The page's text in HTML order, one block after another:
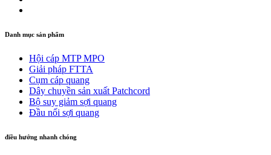
Danh mục sản phẩm
Hội cáp MTP MPO
Giải pháp FTTA
Cụm cáp quang
Dây chuyền sản xuất Patchcord
Bộ suy giảm sợi quang
Đầu nối sợi quang
điều hướng nhanh chóng